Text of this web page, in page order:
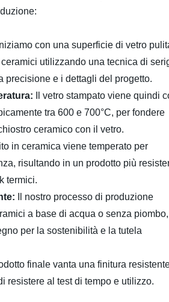
con una superficie di vetro
utilizzando una tecnica di
precisione e i dettagli del progetto.
Il vetro stampato viene quindi
tra 600 e 700°C, per fondere
ceramico con il vetro.
in ceramica viene temperato per
risultando in un prodotto più
termici.
Il nostro processo di produzione
a base di acqua o senza
per la sostenibilità e la tutela
finale vanta una finitura
resistere al test di tempo e utilizzo.